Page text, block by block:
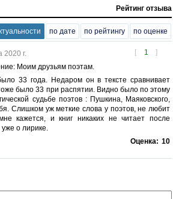
Рейтинг отзыва
по дате по рейтингу по оценке
[ 1 ]
2020 г.
Моим друзьям поэтам.
33 года. Недаром он в тексте сравнивает
было 33 при распятии. Видно было по этому
судьбе поэтов : Пушкина, Маяковского,
Слишком уж меткие слова у поэтов, не любит
кажется, и книг никаких не читает после
о лирике.
Оценка: 10